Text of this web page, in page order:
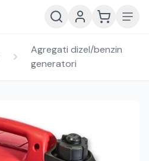
Agregati dizel/benzin
generatori